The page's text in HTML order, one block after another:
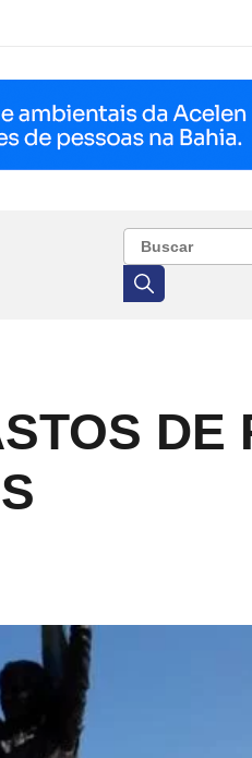
DE